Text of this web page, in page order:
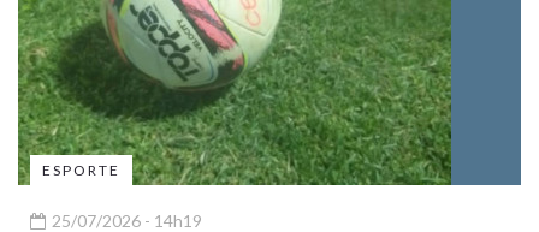
ESPORTE
25/07/2026 - 14h19